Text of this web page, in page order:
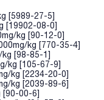
[5989-27-5]
[19902-08-0]
kg [90-12-0]
kg [770-35-4]
[98-85-1]
kg [105-67-9]
kg [2234-20-0]
kg [2039-89-6]
[90-00-6]